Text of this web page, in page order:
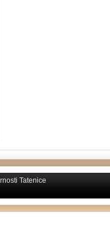
Tatenice